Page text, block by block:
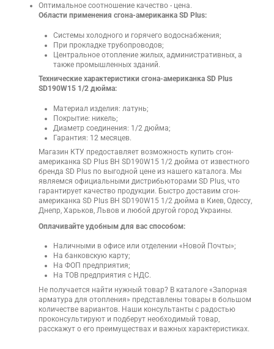
Оптимальное соотношение качество - цена.
Области применения сгона-американка SD Plus:
Системы холодного и горячего водоснабжения;
При прокладке трубопроводов;
Центральное отопление жилых, административных, а
также промышленных зданий.
Технические характеристики сгона-американка SD Plus
SD190W15 1/2 дюйма:
Материал изделия: латунь;
Покрытие: никель;
Диаметр соединения: 1/2 дюйма;
Гарантия: 12 месяцев.
Магазин КТУ предоставляет возможность купить сгон-
американка SD Plus ВН SD190W15 1/2 дюйма от известного
бренда SD Plus по выгодной цене из нашего каталога. Мы
являемся официальными дистрибьюторами SD Plus, что
гарантирует качество продукции. Быстро доставим сгон-
американка SD Plus ВН SD190W15 1/2 дюйма в Киев, Одессу,
Днепр, Харьков, Львов и любой другой город Украины.
Оплачивайте удобным для вас способом:
Наличными в офисе или отделении «Новой Почты»;
На банковскую карту;
На ФОП предприятия;
На ТОВ предприятия с НДС.
Не получается найти нужный товар? В каталоге «Запорная
арматура для отопления» представлены товары в большом
количестве вариантов. Наши консультанты с радостью
проконсультируют и подберут необходимый товар,
расскажут о его преимуществах и важных характеристиках.